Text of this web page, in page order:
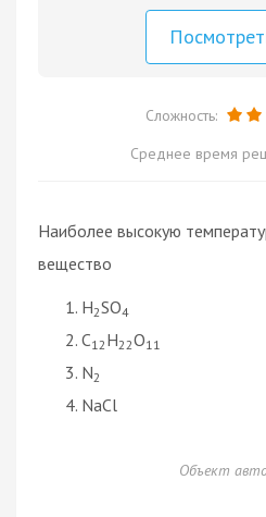
Сложность:
Среднее время
Наиболее высокую
вещество
H2SO4
C12 H22O11
N2
NaCl
Объект